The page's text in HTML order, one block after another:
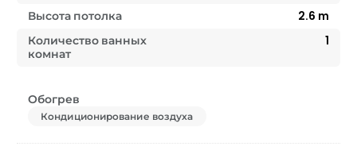
Высота потолка
2.6 m
Количество ванных
комнат
1
Обогрев
Кондиционирование воздуха